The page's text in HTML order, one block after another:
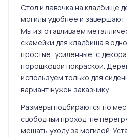
Стол и лавочка на кладбище
могилы удобнее и
Мы изготавливаем
скамейки для кладбища в
простые, усиленные, с
порошковой покраской.
используем только для
вариант нужен заказчику.
Размеры подбираются по
свободный проход, не
мешать уходу за могилой.